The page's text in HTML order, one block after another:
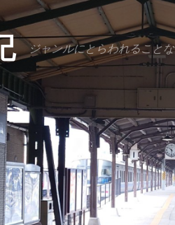
ジャンルにとらわれること